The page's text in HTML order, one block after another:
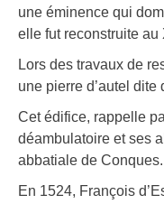
une éminence qui
elle fut reconstruite au
Lors des travaux de
une pierre d’autel
Cet édifice, rappelle
déambulatoire et ses
abbatiale de Conques.
En 1524, François